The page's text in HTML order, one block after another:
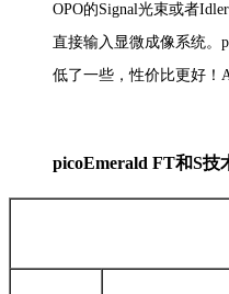
OPO的Signal光束或者
直接输入显微成像系统。
低了一些，性价比更好！
picoEmerald FT和S技